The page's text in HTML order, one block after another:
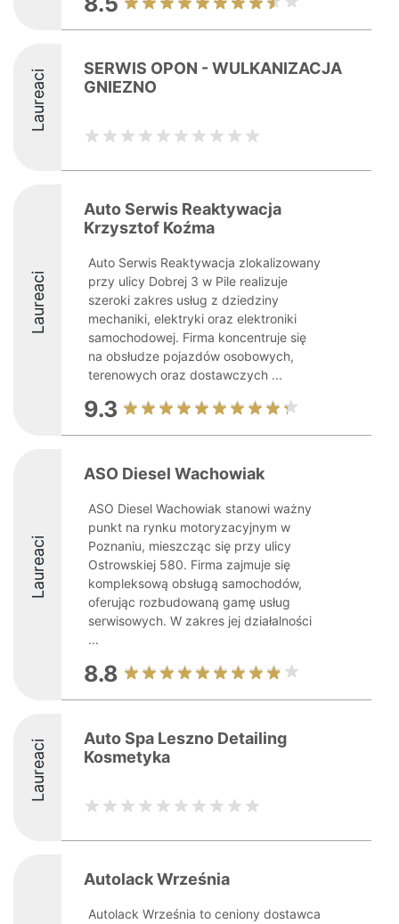
Laureaci
SERWIS OPON - WULKANIZACJA
GNIEZNO
Laureaci
Auto Serwis Reaktywacja
Krzysztof Koźma
Auto Serwis Reaktywacja zlokalizowany
przy ulicy Dobrej 3 w Pile realizuje
szeroki zakres usług z dziedziny
mechaniki, elektryki oraz elektroniki
samochodowej. Firma koncentruje się
na obsłudze pojazdów osobowych,
terenowych oraz dostawczych ...
9.3
Laureaci
ASO Diesel Wachowiak
ASO Diesel Wachowiak stanowi ważny
punkt na rynku motoryzacyjnym w
Poznaniu, mieszcząc się przy ulicy
Ostrowskiej 580. Firma zajmuje się
kompleksową obsługą samochodów,
oferując rozbudowaną gamę usług
serwisowych. W zakres jej działalności
...
8.8
Laureaci
Auto Spa Leszno Detailing
Kosmetyka
Autolack Września
Autolack Września to ceniony dostawca